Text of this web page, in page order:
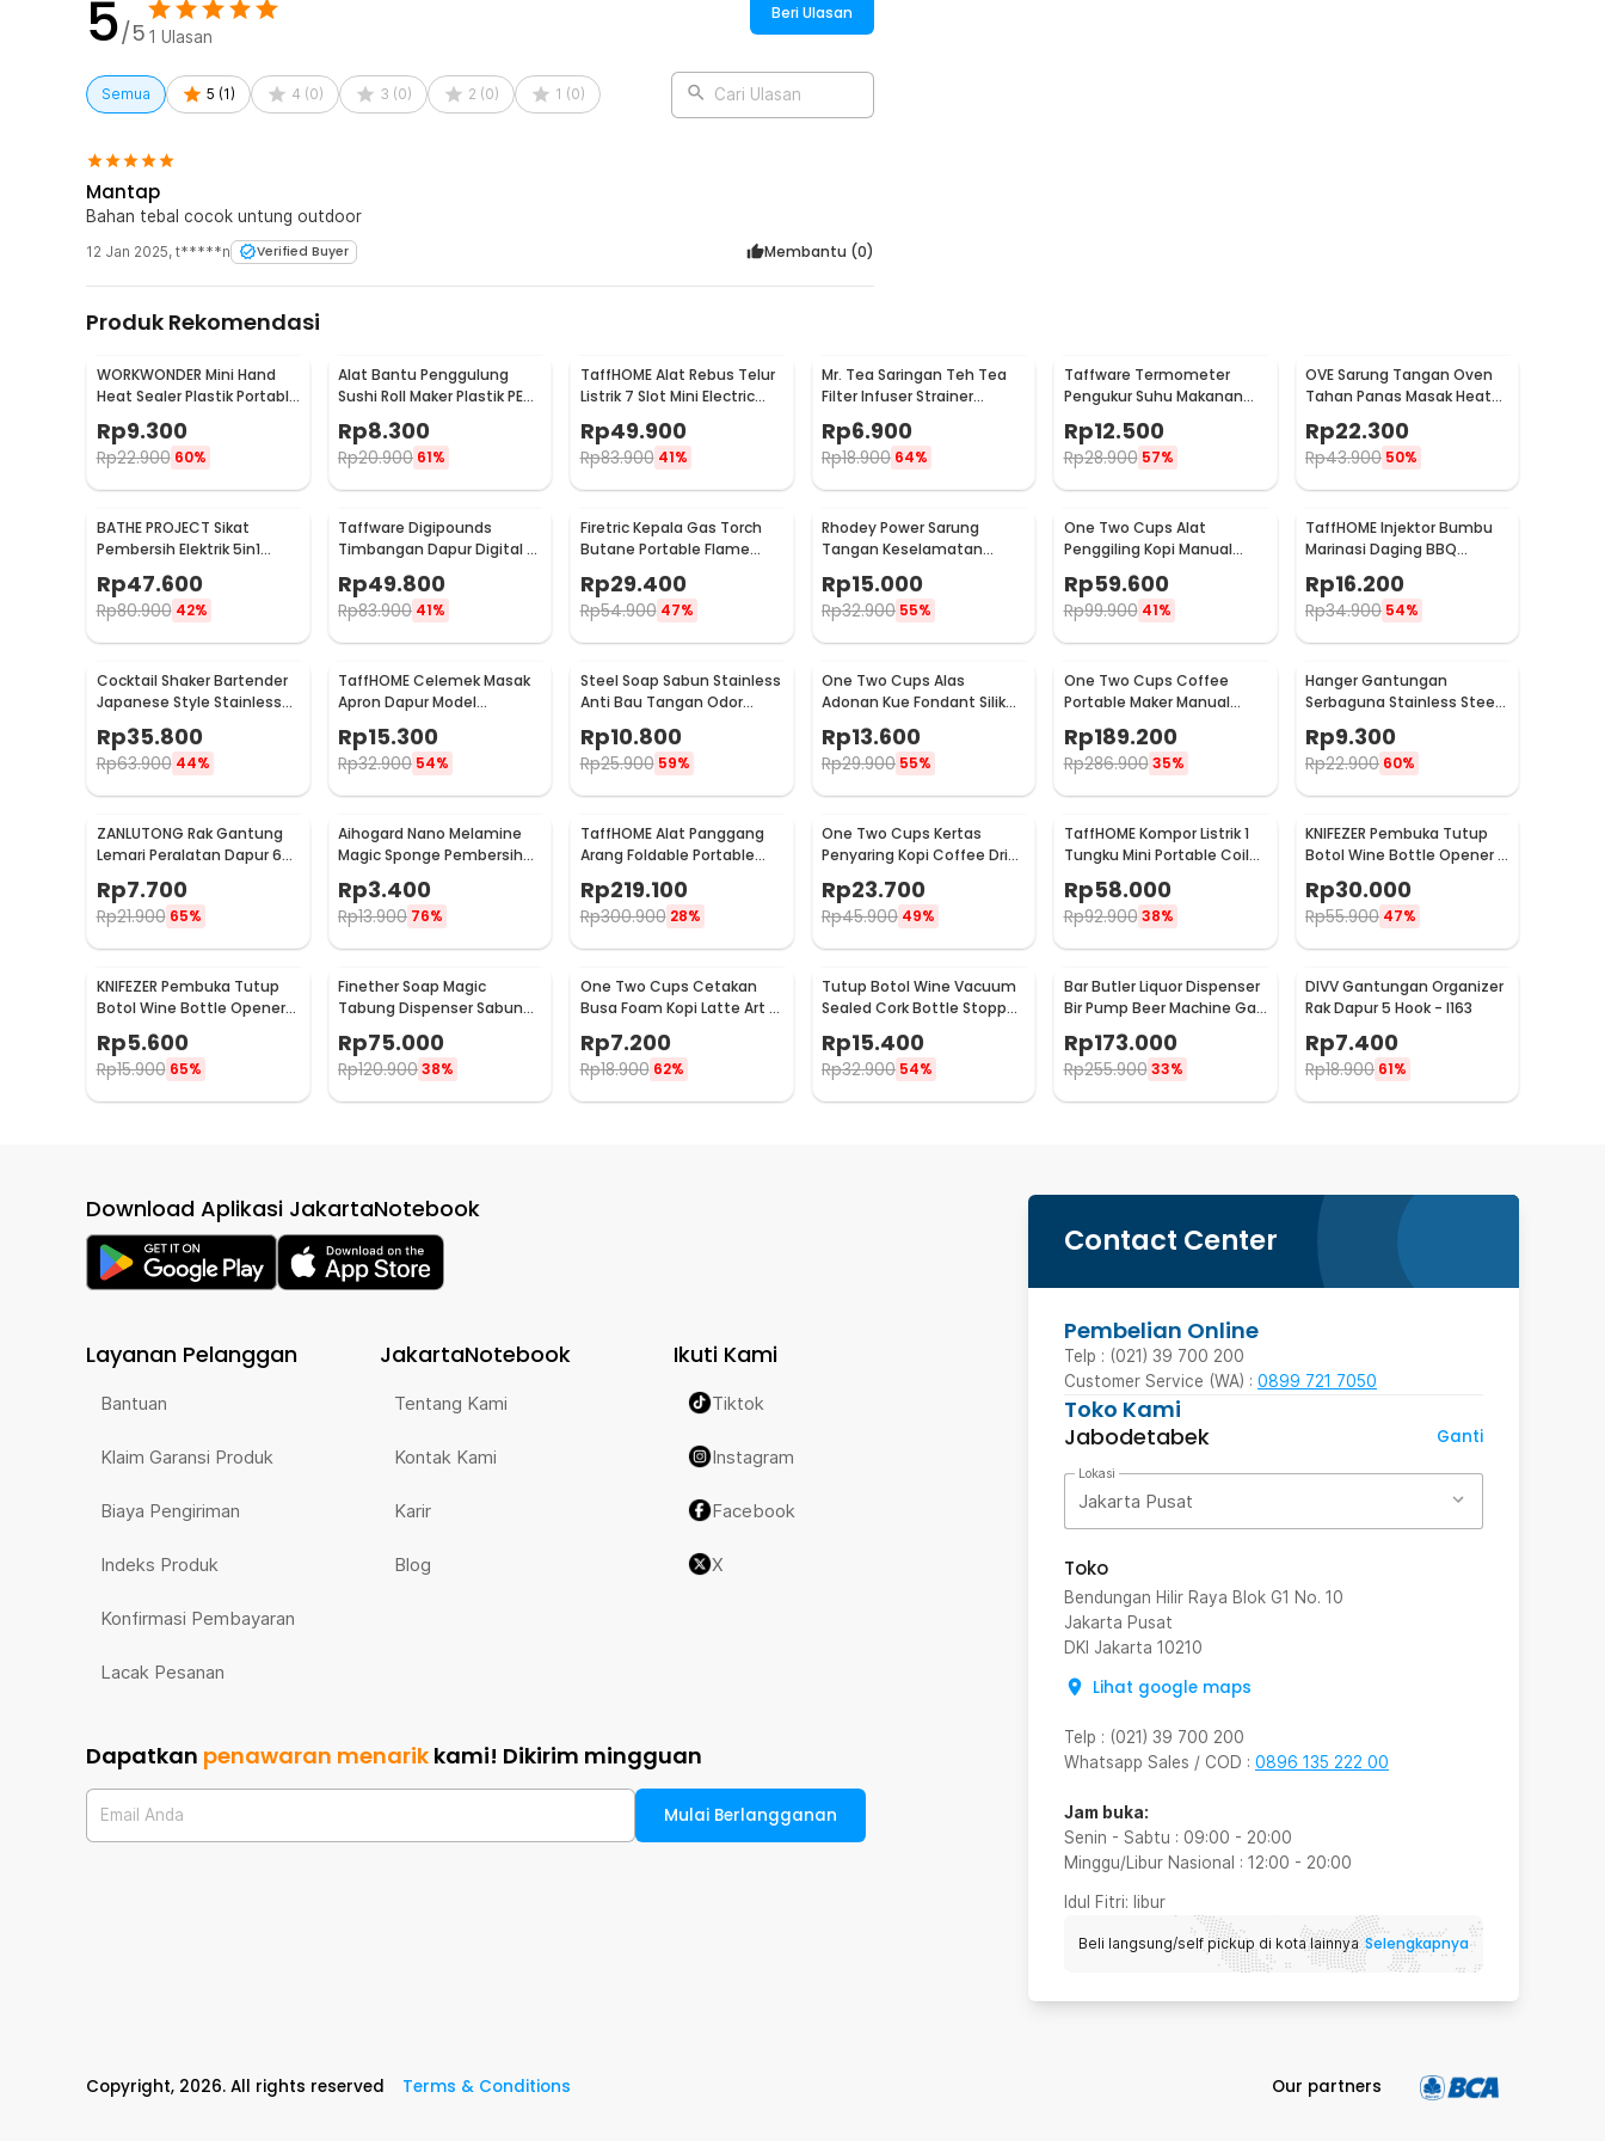
5/5 1 Ulasan
Beri Ulasan
Semua 5 (1) 4 (0) 3 (0) 2 (0) 1 (0) Cari Ulasan
Mantap
Bahan tebal cocok untung outdoor
12 Jan 2025, t*****n Verified Buyer Membantu (0)
Produk Rekomendasi
WORKWONDER Mini Hand
Heat Sealer Plastik Portable
Baterai AA - LX2000A
Rp9.300
Rp22.900 60%
Alat Bantu Penggulung
Sushi Roll Maker Plastik PE
22x20.5x0.1cm - E1119
Rp8.300
Rp20.900 61%
TaffHOME Alat Rebus Telur
Listrik 7 Slot Mini Electric
Rp49.900
Rp83.900 41%
Mr. Tea Saringan Teh Tea
Filter Infuser Strainer
Chilling Man Silicon - MR03
Rp6.900
Rp18.900 64%
Taffware Termometer
Pengukur Suhu Makanan
TP101
Rp12.500
Rp28.900 57%
OVE Sarung Tangan Oven
Tahan Panas Masak Heat
Resistant Gloves - 540F
Rp22.300
Rp43.900 50%
BATHE PROJECT Sikat
Pembersih Elektrik 5in1
Magic Brush Rechargeable
- WQ8110
Rp47.600
Rp80.900 42%
Taffware Digipounds
Timbangan Dapur Digital 6
Satuan 1kg 0.1g - i2000
Rp49.800
Rp83.900 41%
Firetric Kepala Gas Torch
Butane Portable Flame
Rp29.400
Rp54.900 47%
Rhodey Power Sarung
Tangan Keselamatan
EN388
Rp15.000
Rp32.900 55%
One Two Cups Alat
Penggiling Kopi Manual
Coffee Grinder Portable -
WFCG9800
Rp59.600
Rp99.900 41%
TaffHOME Injektor Bumbu
Marinasi Daging BBQ
Seasoning Injector - HC117
Rp16.200
Rp34.900 54%
Cocktail Shaker Bartender
Japanese Style Stainless
Steel 200ml
Rp35.800
Rp63.900 44%
TaffHOME Celemek Masak
Apron Dapur Model
Kantong Pola Spatula -
JJ41
Rp15.300
Rp32.900 54%
Steel Soap Sabun Stainless
Anti Bau Tangan Odor
Remove - HW071
Rp10.800
Rp25.900 59%
One Two Cups Alas
Adonan Kue Fondant Silikon
Baking Mat Anti Slip -
JJ3873
Rp13.600
Rp29.900 55%
One Two Cups Coffee
Portable Maker Manual
Hand Press Espresso 300ml
- T35066
Rp189.200
Rp286.900 35%
Hanger Gantungan
Serbaguna Stainless Steel
10 PCS - M127105
Rp9.300
Rp22.900 60%
ZANLUTONG Rak Gantung
Lemari Peralatan Dapur 6
Rp7.700
Rp21.900 65%
Aihogard Nano Melamine
Magic Sponge Pembersih
Karat Besi - CW62
Rp3.400
Rp13.900 76%
TaffHOME Alat Panggang
Arang Foldable Portable
HWSK77
Rp219.100
Rp300.900 28%
One Two Cups Kertas
Penyaring Kopi Coffee Drip
Bag Paper Filter 50PCS -
T111
Rp23.700
Rp45.900 49%
TaffHOME Kompor Listrik 1
Tungku Mini Portable Coil
Hot Plate 500W - C1-1000-
03
Rp58.000
Rp92.900 38%
KNIFEZER Pembuka Tutup
Botol Wine Bottle Opener -
TYK-074B
Rp30.000
Rp55.900 47%
KNIFEZER Pembuka Tutup
Botol Wine Bottle Opener
Stainless Steel - WS01
Rp5.600
Rp15.900 65%
Finether Soap Magic
Tabung Dispenser Sabun
Rp75.000
Rp120.90038%
One Two Cups Cetakan
Busa Foam Kopi Latte Art 16
Rp7.200
Rp18.900 62%
Tutup Botol Wine Vacuum
Sealed Cork Bottle Stopper
Rp15.400
Rp32.900 54%
Bar Butler Liquor Dispenser
Bir Pump Beer Machine Gas
Station 900ml - P-36
Rp173.000
Rp255.900 33%
DIVV Gantungan Organizer
Rak Dapur 5 Hook - I163
Rp7.400
Rp18.900 61%
Contact Center
Pembelian Online
Telp : (021) 39 700 200
Customer Service (WA) : 0899 721 7050
Toko Kami
Jabodetabek
Ganti
Lokasi
Jakarta Pusat
Toko
Bendungan Hilir Raya Blok G1 No. 10
Jakarta Pusat
DKI Jakarta 10210
Lihat google maps
Telp : (021) 39 700 200
Whatsapp Sales / COD : 0896 135 222 00
Jam buka:
Senin - Sabtu : 09:00 - 20:00
Minggu/Libur Nasional : 12:00 - 20:00
Idul Fitri: libur
Beli langsung/self pickup di kota lainnya Selengkapnya
Download Aplikasi JakartaNotebook
Layanan Pelanggan
Bantuan
Klaim Garansi Produk
Biaya Pengiriman
Indeks Produk
Konfirmasi Pembayaran
Lacak Pesanan
JakartaNotebook
Tentang Kami
Kontak Kami
Karir
Blog
Ikuti Kami
Tiktok
Instagram
Facebook
X
Dapatkan penawaran menarik kami! Dikirim mingguan
Email Anda Mulai Berlangganan
Copyright, 2026. All rights reserved Terms & Conditions Our partners